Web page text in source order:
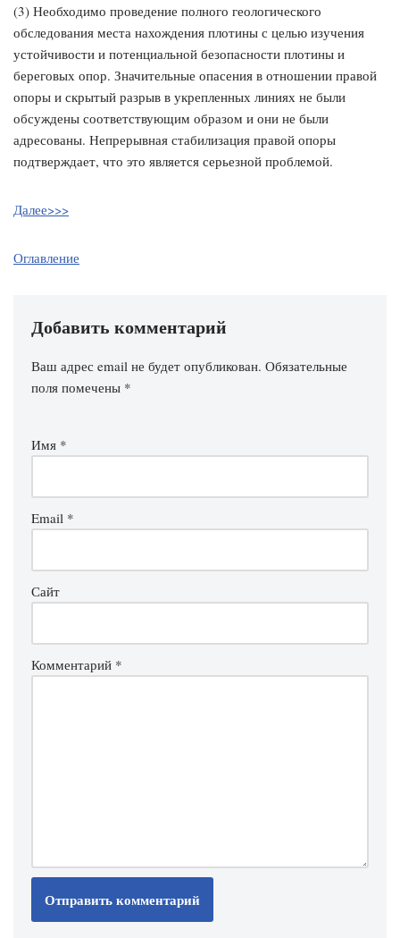
(3) Необходимо проведение полного геологического
обследования места нахождения плотины с целью изучения
устойчивости и потенциальной безопасности плотины и
береговых опор. Значительные опасения в отношении правой
опоры и скрытый разрыв в укрепленных линиях не были
обсуждены соответствующим образом и они не были
адресованы. Непрерывная стабилизация правой опоры
подтверждает, что это является серьезной проблемой.
Далее>>>
Оглавление
Добавить комментарий
Ваш адрес email не будет опубликован. Обязательные
поля помечены *
Имя *
Email *
Сайт
Комментарий *